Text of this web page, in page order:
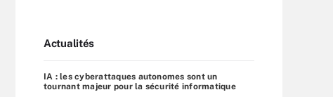
Actualités
IA : les cyberattaques autonomes sont un
tournant majeur pour la sécurité informatique